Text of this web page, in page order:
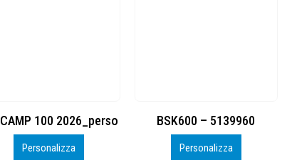
BSK600 – 5139960
Personalizza
DTF
Personalizza